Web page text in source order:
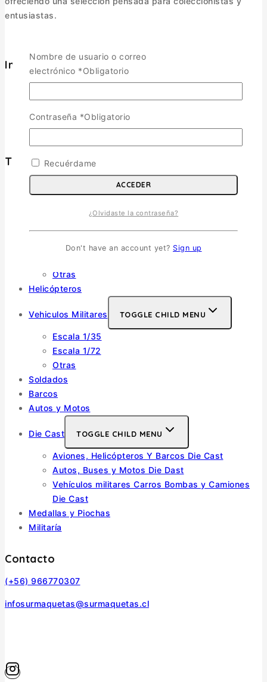
entusiastas.
Informacion
Cambios y Devoluciones
Política de Privacidad
Términos y Condiciones
Tienda
Aviones TOGGLE CHILD MENU
Escala 1/72
Escala 1/48
Escala 1/144
Otras
Helicópteros
Vehiculos Militares TOGGLE CHILD MENU
Escala 1/35
Escala 1/72
Otras
Soldados
Barcos
Autos y Motos
Die Cast TOGGLE CHILD MENU
Aviones, Helicópteros Y Barcos Die Cast
Autos, Buses y Motos Die Dast
Vehículos militares Carros Bombas y Camiones
Die Cast
Medallas y Piochas
Militaría
Contacto
(+56) 966770307
infosurmaquetas@surmaquetas.cl
Nombre de usuario o correo
electrónico *Obligatorio
Contraseña *Obligatorio
Recuérdame
ACCEDER
¿Olvidaste la contraseña?
Don't have an account yet? Sign up